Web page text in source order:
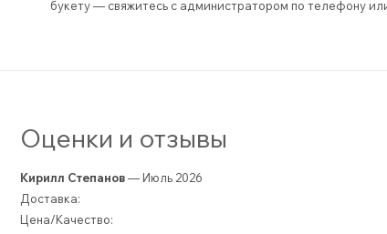
букету — свяжитесь с администратором по телефону
Оценки и отзывы
Кирилл Степанов— Июль 2026
Доставка:
Цена/Качество: